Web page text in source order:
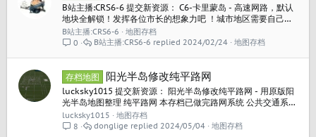
B站主播:CRS6-6 提交新资源： C6-卡里蒙岛 - 高速网路，默认
地块全解锁！发挥各位市长的想象力吧 ！城市地区需要自己修
改地形！ （访问码：szi8） 阅读关于此资源更多信息...
B站主播:CRS6-6
地图存档
0
地图存档
2024/02/24
B站主播:CRS6-6
存档地图 阳光半岛修改纯平路网
lucksky1015 提交新资源： 阳光半岛修改纯平路网 - 用原版阳
光半岛地图整理 纯平路网 本存档已做完路网系统 公共交通系统
小路与人行道只做了大概 阅读关于此资源更多信息...
lucksky1015
地图存档
8
地图存档
2024/05/04
donglige